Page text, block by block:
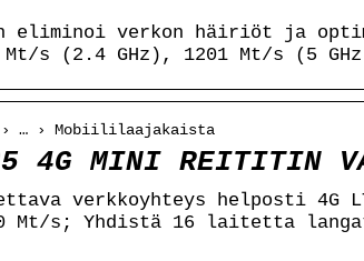
verkon häiriöt ja
s (2.4 GHz), 1201 Mt/s (5
… › Mobiililaajakaista
4G MINI REITITIN
verkkoyhteys helposti 4G
Mt/s; Yhdistä 16 laitetta